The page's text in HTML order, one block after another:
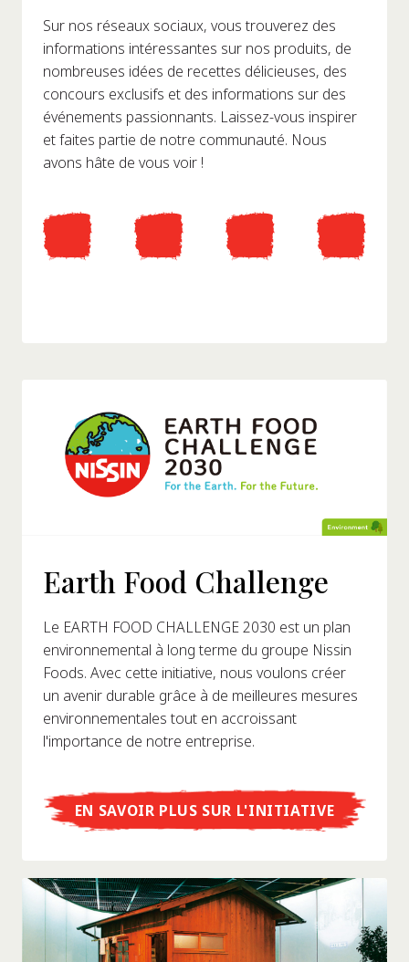
Sur nos réseaux sociaux, vous trouverez des
informations intéressantes sur nos produits, de
nombreuses idées de recettes délicieuses, des
concours exclusifs et des informations sur des
événements passionnants. Laissez-vous inspirer
et faites partie de notre communauté. Nous
avons hâte de vous voir !
Earth Food Challenge
Le EARTH FOOD CHALLENGE 2030 est un plan
environnemental à long terme du groupe Nissin
Foods. Avec cette initiative, nous voulons créer
un avenir durable grâce à de meilleures mesures
environnementales tout en accroissant
l'importance de notre entreprise.
EN SAVOIR PLUS SUR L'INITIATIVE